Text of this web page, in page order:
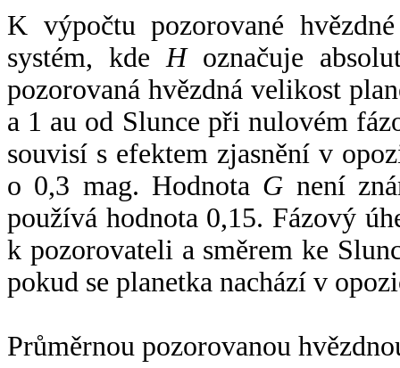
K výpočtu pozorované
systém, kde Hoznačuje
pozorovaná hvězdná velikost
a 1 au od Slunce při nulovém
souvisí s efektem zjasnění v
o 0,3 mag. Hodnota G není
používá hodnota 0,15. Fázový
k pozorovateli a směrem ke
pokud se planetka nachází v
Průměrnou pozorovanou